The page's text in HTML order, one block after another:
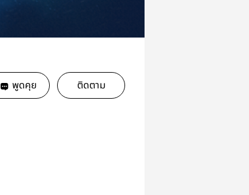
พูดคุย ติดตาม